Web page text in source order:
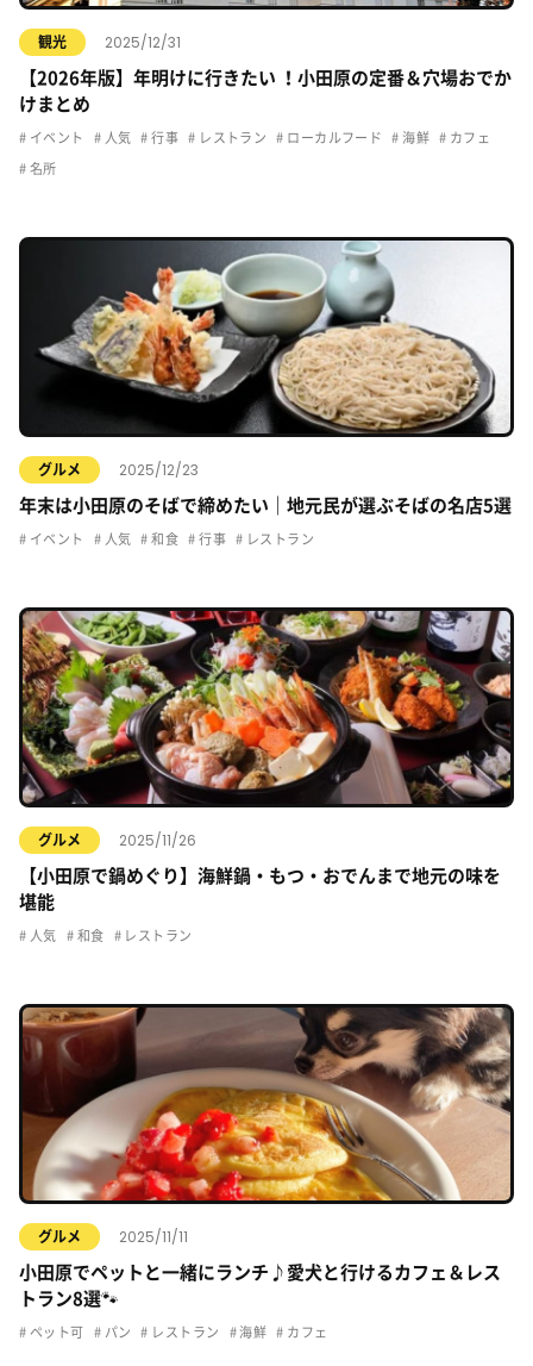
観光 2025/12/31
【2026年版】年明けに行きたい ！小田原の定番＆穴場おでか
けまとめ
イベント 人気 行事 レストラン ローカルフード 海鮮 カフェ
名所
グルメ 2025/12/23
年末は小田原のそばで締めたい｜地元民が選ぶそばの名店5選
イベント 人気 和食 行事 レストラン
グルメ 2025/11/26
【小田原で鍋めぐり】海鮮鍋・もつ・おでんまで地元の味を
堪能
人気 和食 レストラン
グルメ 2025/11/11
小田原でペットと一緒にランチ♪愛犬と行けるカフェ＆レス
トラン8選🐾
ペット可 パン レストラン 海鮮 カフェ